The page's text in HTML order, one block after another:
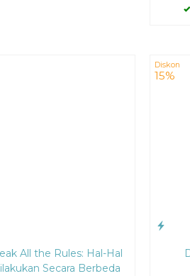
All the Rules: Hal-Hal
Secara Berbeda
Diskon
15%